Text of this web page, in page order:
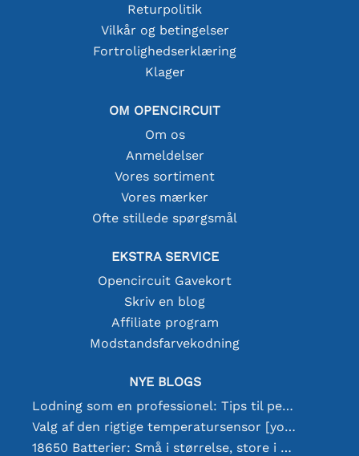
Returpolitik
Vilkår og betingelser
Fortrolighedserklæring
Klager
OM OPENCIRCUIT
Om os
Anmeldelser
Vores sortiment
Vores mærker
Ofte stillede spørgsmål
EKSTRA SERVICE
Opencircuit Gavekort
Skriv en blog
Affiliate program
Modstandsfarvekodning
NYE BLOGS
Lodning som en professionel: Tips til perfekte elektroniske forbindelser
Valg af den rigtige temperatursensor [youtube]
18650 Batterier: Små i størrelse, store i ydeevne